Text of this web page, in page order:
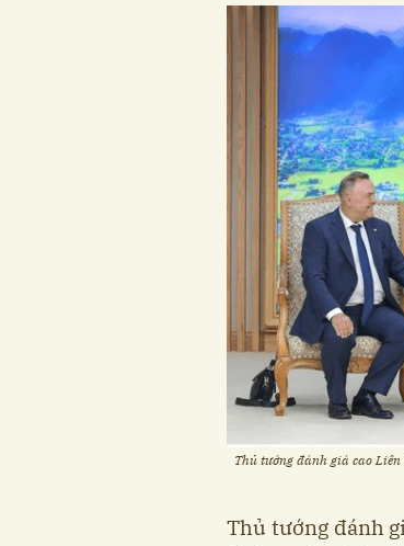
Thủ tướng đánh giá cao
Thủ tướng đánh